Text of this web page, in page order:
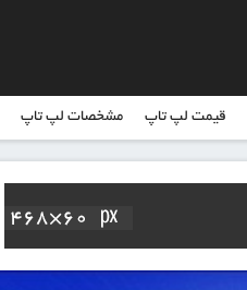
قیمت لپ تاپ مشخصات لپ تاپ